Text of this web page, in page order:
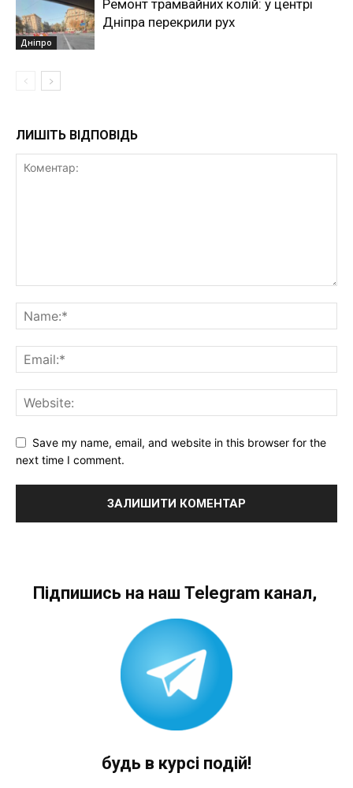
Дніпро
Ремонт трамвайних колій: у центрі
Дніпра перекрили рух
ЛИШІТЬ ВІДПОВІДЬ
Save my name, email, and website in this browser for the
next time I comment.
Підпишись на наш Telegram канал,
будь в курсі подій!